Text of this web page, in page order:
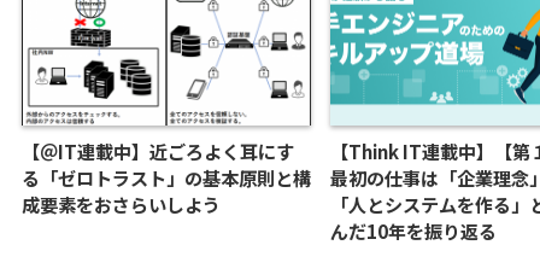
【＠IT連載中】近ごろよく耳にす
る「ゼロトラスト」の基本原則と構
成要素をおさらいしよう
【Think IT連載中】【第
最初の仕事は「企業理念
「人とシステムを作る」
んだ10年を振り返る